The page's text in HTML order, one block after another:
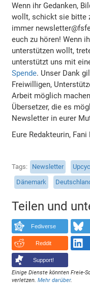
Wenn ihr Gedanken,
wollt, schickt sie bitte
immer
euch zu hören! Wenn
unterstützen wollt,
unterstützt uns mit
Spende. Unser Dank
Freiwilligen,
Arbeit möglich
Übersetzer, die es
Newsletter in eurer
Eure Redakteurin,
Tags Newsletter
Dänemark
Teilen und
Fediverse
Reddit
Support!
Einige Dienste könnten Freie-
verletzen.Mehr darüber.